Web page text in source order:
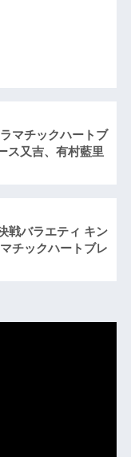
マチックハートブ
ス又吉、有村藍里
戦バラエティ キン
チックハートブレ